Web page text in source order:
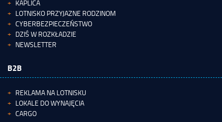
KAPLICA
LOTNISKO PRZYJAZNE RODZINOM
CYBERBEZPIECZEŃSTWO
DZIŚ W ROZKŁADZIE
NEWSLETTER
B2B
REKLAMA NA LOTNISKU
LOKALE DO WYNAJĘCIA
CARGO